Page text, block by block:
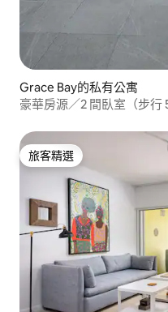
Grace Bay的私有公寓
豪華房源／2 間臥室（步行
旅客精選
旅客精選